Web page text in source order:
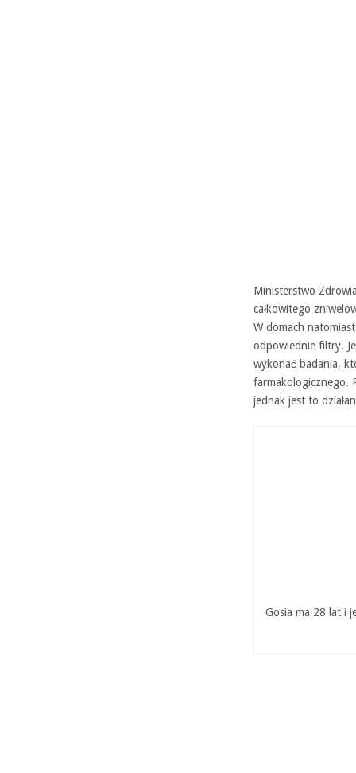
Ministerstwo
całkowitego
W domach
odpowiednie filtry.
wykonać badania,
farmakologicznego.
jednak jest to
Gosia ma 28 lat i